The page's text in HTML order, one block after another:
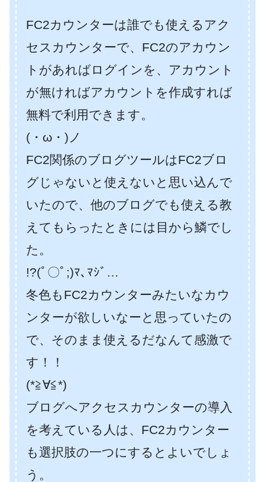
FC2カウンターは誰でも使えるアク
セスカウンターで、FC2のアカウン
トがあればログインを、アカウント
が無ければアカウントを作成すれば
無料で利用できます。
(・ω・)ノ
FC2関係のブログツールはFC2ブロ
グじゃないと使えないと思い込んで
いたので、他のブログでも使える教
えてもらったときには目から鱗でし
た。
!?(ﾟ〇ﾟ;)ﾏ､ﾏｼﾞ…
冬色もFC2カウンターみたいなカウ
ンターが欲しいなーと思っていたの
で、そのまま使えるだなんて感激で
す！！
(*≧∀≦*)
ブログへアクセスカウンターの導入
を考えている人は、FC2カウンター
も選択肢の一つにするとよいでしょ
う。